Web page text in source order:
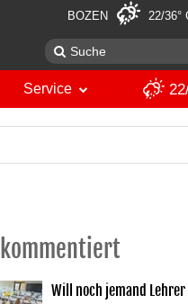
BOZEN 22/36°
Service
Will noch jemand